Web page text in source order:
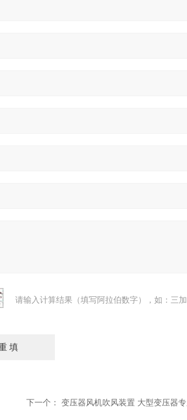
请输入计算结果（填写阿拉伯数字），如：三
下一个： 变压器风机吹风装置 大型变压器